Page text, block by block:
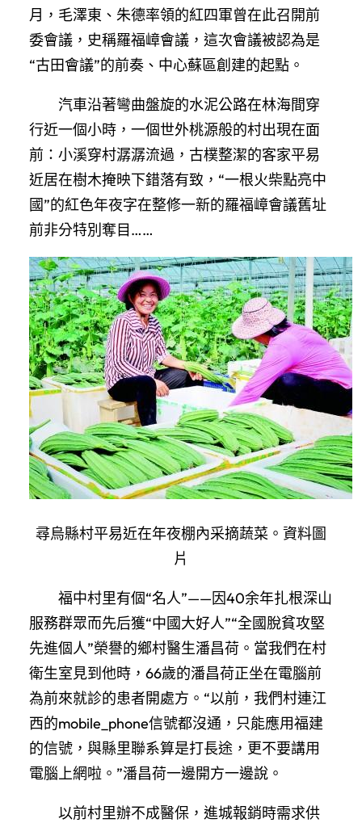
月，毛澤東、朱德率領的紅四軍曾在此召開前
委會議，史稱羅福嶂會議，這次會議被認為是
“古田會議”的前奏、中心蘇區創建的起點。
汽車沿著彎曲盤旋的水泥公路在林海間穿
行近一個小時，一個世外桃源般的村出現在面
前：小溪穿村潺潺流過，古樸整潔的客家平易
近居在樹木掩映下錯落有致，“一根火柴點亮中
國”的紅色年夜字在整修一新的羅福嶂會議舊址
前非分特別奪目……
尋烏縣村平易近在年夜棚內采摘蔬菜。資料圖
片
福中村里有個“名人”——因40余年扎根深山
服務群眾而先后獲“中國大好人”“全國脫貧攻堅
先進個人”榮譽的鄉村醫生潘昌荷。當我們在村
衛生室見到他時，66歲的潘昌荷正坐在電腦前
為前來就診的患者開處方。“以前，我們村連江
西的mobile_phone信號都沒通，只能應用福建
的信號，與縣里聯系算是打長途，更不要講用
電腦上網啦。”潘昌荷一邊開方一邊說。
以前村里辦不成醫保，進城報銷時需求供